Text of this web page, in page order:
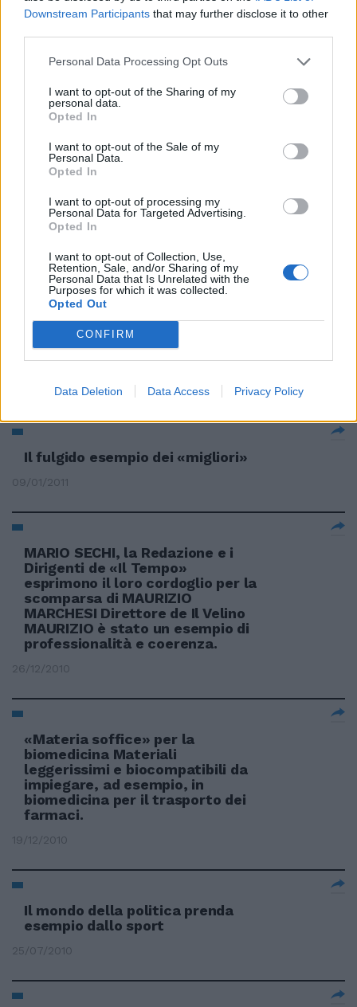
Downstream Participants that may further disclose it to other
Personal Data Processing Opt Outs
I want to opt-out of the Sharing of my
personal data.
Opted In
I want to opt-out of the Sale of my
Personal Data.
Opted In
I want to opt-out of processing my
Personal Data for Targeted Advertising.
Opted In
I want to opt-out of Collection, Use,
Retention, Sale, and/or Sharing of my
Personal Data that Is Unrelated with the
Purposes for which it was collected.
Opted Out
CONFIRM
Data Deletion Data Access Privacy Policy
Festeggiare i novant'anni di
occasione per tracciare un
apologo a buon uso delle nuove
generazioni, un esempio in cui
successo e merito sono facce
della stessa medaglia.
15/05/2011
Gli ex di Veltroni non ci stanno
«Noi esempio di trasparenza»
06/03/2011
Lo sport esempio per il Paese
30/01/2011
Il fulgido esempio dei «migliori»
09/01/2011
MARIO SECHI, la Redazione e i
Dirigenti de «Il Tempo»
esprimono il loro cordoglio per la
scomparsa di MAURIZIO
MARCHESI Direttore de Il Velino
MAURIZIO è stato un esempio di
professionalità e coerenza.
26/12/2010
«Materia soffice» per la
biomedicina Materiali
leggerissimi e biocompatibili da
impiegare, ad esempio, in
biomedicina per il trasporto dei
farmaci.
19/12/2010
Il mondo della politica prenda
esempio dallo sport
25/07/2010